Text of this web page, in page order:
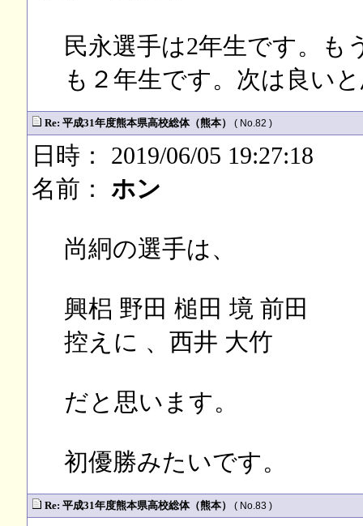
民永選手は2年生です。も
も２年生です。次は良い
Re: 平成31年度熊本県高校総体（熊本） ( No.82 )
日時： 2019/06/05 19:27:18
名前： ホン
尚絅の選手は、
興梠 野田 槌田 境 前田
控えに 、西井 大竹
だと思います。
初優勝みたいです。
Re: 平成31年度熊本県高校総体（熊本） ( No.83 )